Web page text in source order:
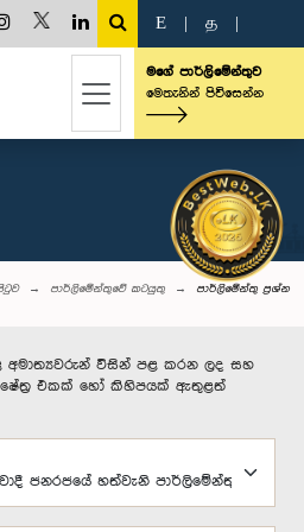
E த
මගේ පාර්ලිමේන්තුව
මෙතැනින් පිවිසෙන්න
පාර්ලිමේන්තුවේ කටයුතු පාර්ලි‌මේන්තු‌ ප්‍රශ්න
අමාත්‍යවරුන් විසින් පළ කරන ලද සහ
එකක් හෝ කිහිපයක් ඇතුළත්